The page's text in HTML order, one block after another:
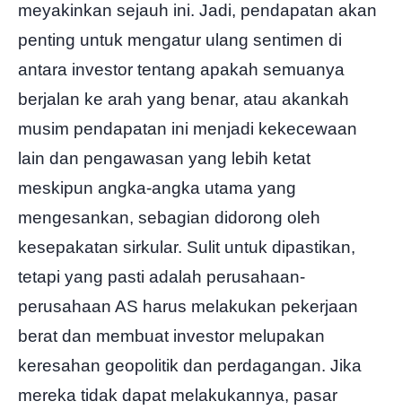
meyakinkan sejauh ini. Jadi, pendapatan akan
penting untuk mengatur ulang sentimen di
antara investor tentang apakah semuanya
berjalan ke arah yang benar, atau akankah
musim pendapatan ini menjadi kekecewaan
lain dan pengawasan yang lebih ketat
meskipun angka-angka utama yang
mengesankan, sebagian didorong oleh
kesepakatan sirkular. Sulit untuk dipastikan,
tetapi yang pasti adalah perusahaan-
perusahaan AS harus melakukan pekerjaan
berat dan membuat investor melupakan
keresahan geopolitik dan perdagangan. Jika
mereka tidak dapat melakukannya, pasar